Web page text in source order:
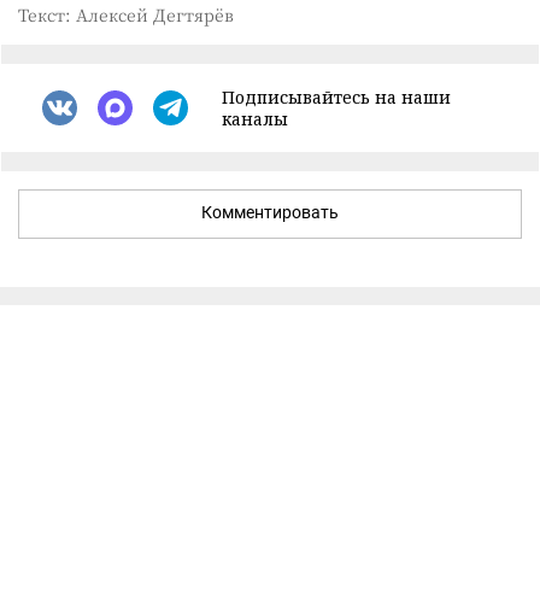
Текст: Алексей Дегтярёв
Подписывайтесь на наши
каналы
Комментировать